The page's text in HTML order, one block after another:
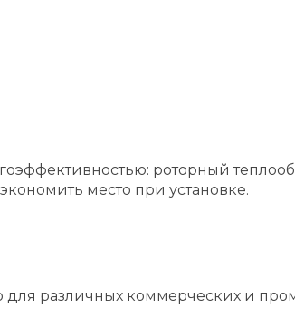
роторный
место при установке.
для различных коммерческих и